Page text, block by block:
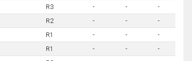
R3 - -
-
R2 - -
-
R1 - -
-
R1 - -
-